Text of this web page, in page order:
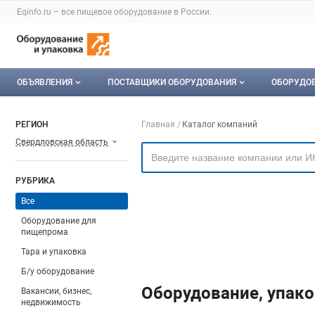
Раздел навигации по сайту eqinfo.ru
Eqinfo.ru – все пищевое оборудование в России.
Авторизация и меню пользователя
Навигация по разделам сайта eqinfo.ru
ОБЪЯВЛЕНИЯ
Мои объявления
ПОСТАВЩИКИ ОБОРУДОВАНИЯ
Каталог компаний
Моя компания
Мое
РЕГИОН
Свердловская область
РУБРИКА
Все
Оборудование для
пищепрома
Тара и упаковка
Б/у оборудование
Вакансии, бизнес,
недвижимость
Навигация по
Главная Каталог компаний
Оборудование,